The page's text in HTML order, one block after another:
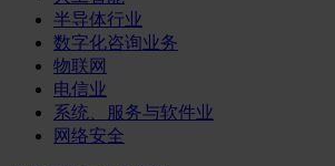
半导体行业
数字化咨询业务
物联网
电信业
系统、服务与软件业
网络安全